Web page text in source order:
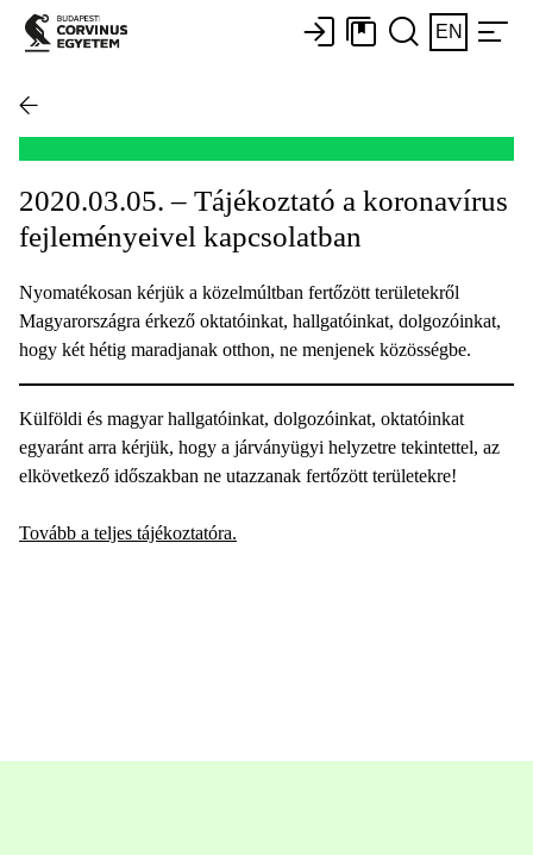
EN
2020.03.05. – Tájékoztató a koronavírus
fejleményeivel kapcsolatban
Nyomatékosan kérjük a közelmúltban fertőzött területekről
Magyarországra érkező oktatóinkat, hallgatóinkat, dolgozóinkat,
hogy két hétig maradjanak otthon, ne menjenek közösségbe.
Külföldi és magyar hallgatóinkat, dolgozóinkat, oktatóinkat
egyaránt arra kérjük, hogy a járványügyi helyzetre tekintettel, az
elkövetkező időszakban ne utazzanak fertőzött területekre!
Tovább a teljes tájékoztatóra.